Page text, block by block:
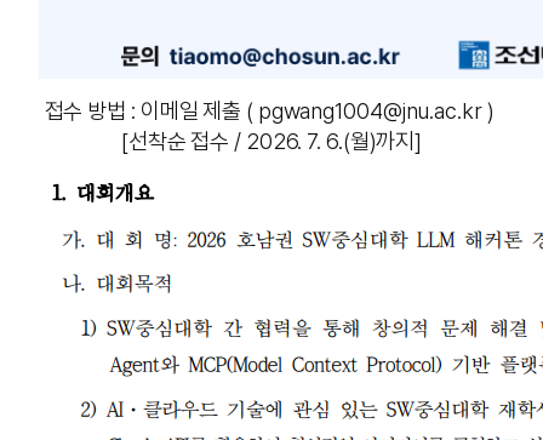
접수 방법 : 이메일 제출 ( pgwang1004@jnu.ac.kr )
[선착순 접수 / 2026. 7. 6.(월)까지]